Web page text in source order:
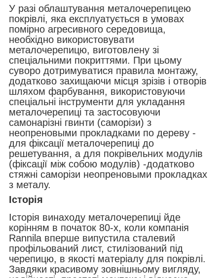
У разі облаштування металочерепицею
покрівлі, яка експлуатується в умовах
помірно агресивного середовища,
необхідно використовувати
металочерепицю, виготовлену зі
спеціальними покриттями. При цьому
суворо дотримуватися правила монтажу,
додатково захищаючи місця зрізів і отворів
шляхом фарбування, використовуючи
спеціальні інструменти для укладання
металочерепиці та застосовуючи
самонарізні гвинти (саморізи) з
неопреновыми прокладками по дереву -
для фіксації металочерепиці до
решетування, а для покрівельних модулів
(фіксації між собою модулів) -додатково
стяжні саморізи неопреновыми прокладках
з металу.
Історія
Історія винаходу металочерепиці йде
корінням в початок 80-х, коли компанія
Rannila вперше випустила сталевий
профільований лист, стилізований під
черепицю, в якості матеріалу для покрівлі.
Завдяки красивому зовнішньому вигляду,